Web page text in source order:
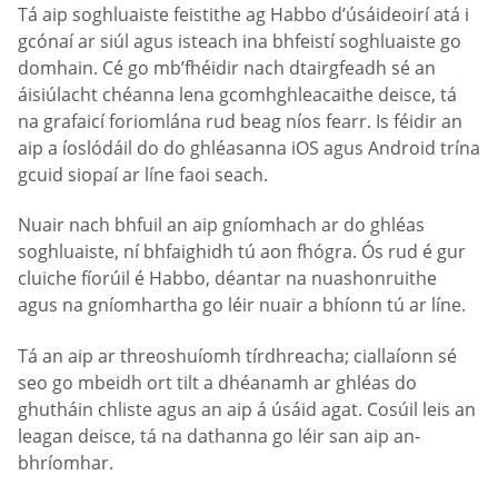
Tá aip soghluaiste feistithe ag Habbo d’úsáideoirí atá i
gcónaí ar siúl agus isteach ina bhfeistí soghluaiste go
domhain. Cé go mb’fhéidir nach dtairgfeadh sé an
áisiúlacht chéanna lena gcomhghleacaithe deisce, tá
na grafaicí foriomlána rud beag níos fearr. Is féidir an
aip a íoslódáil do do ghléasanna iOS agus Android trína
gcuid siopaí ar líne faoi seach.
Nuair nach bhfuil an aip gníomhach ar do ghléas
soghluaiste, ní bhfaighidh tú aon fhógra. Ós rud é gur
cluiche fíorúil é Habbo, déantar na nuashonruithe
agus na gníomhartha go léir nuair a bhíonn tú ar líne.
Tá an aip ar threoshuíomh tírdhreacha; ciallaíonn sé
seo go mbeidh ort tilt a dhéanamh ar ghléas do
ghutháin chliste agus an aip á úsáid agat. Cosúil leis an
leagan deisce, tá na dathanna go léir san aip an-
bhríomhar.